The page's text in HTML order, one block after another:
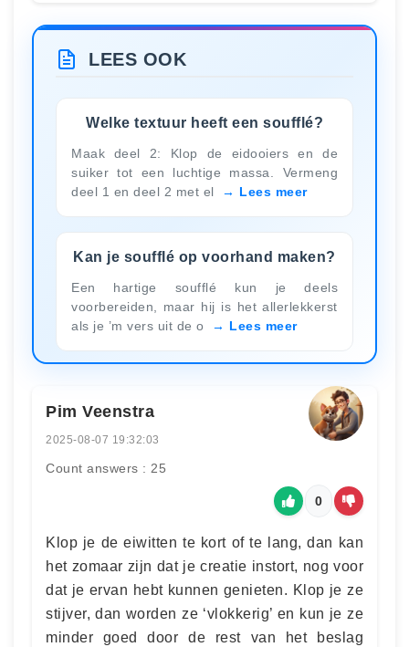
LEES OOK
Welke textuur heeft een soufflé?
Maak deel 2: Klop de eidooiers en de
suiker tot een luchtige massa. Vermeng
deel 1 en deel 2 met el
Lees meer
Kan je soufflé op voorhand maken?
Een hartige soufflé kun je deels
voorbereiden, maar hij is het allerlekkerst
als je ’m vers uit de o
Lees meer
Pim Veenstra
2025-08-07 19:32:03
Count answers : 25
0
Klop je de eiwitten te kort of te lang, dan kan
het zomaar zijn dat je creatie instort, nog voor
dat je ervan hebt kunnen genieten. Klop je ze
stijver, dan worden ze ‘vlokkerig’ en kun je ze
minder goed door de rest van het beslag